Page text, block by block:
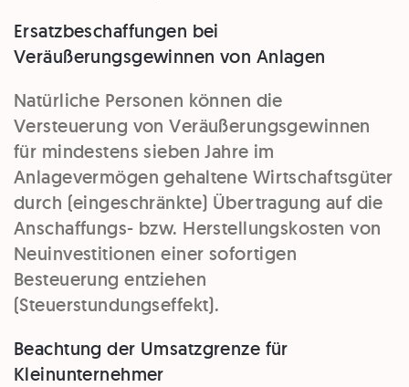
Ersatzbeschaffungen bei
Veräußerungsgewinnen von Anlagen
Natürliche Personen können die
Versteuerung von Veräußerungsgewinnen
für mindestens sieben Jahre im
Anlagevermögen gehaltene Wirtschaftsgüter
durch (eingeschränkte) Übertragung auf die
Anschaffungs- bzw. Herstellungskosten von
Neuinvestitionen einer sofortigen
Besteuerung entziehen
(Steuerstundungseffekt).
Beachtung der Umsatzgrenze für
Kleinunternehmer